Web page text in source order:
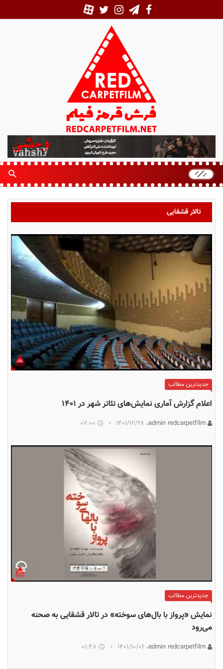
ر
ش
ر
م
تالار قشقایی
جدیدترین مطالب
اعلام گزارش آماری نمایش‌های تئاتر شهر در ۱۴۰۱
۱۴۰۱/۱۲/۲۸ 07:00
جدیدترین مطالب
نمایش «پرواز با بال‌های سوخته» در تالار قشقایی به صحنه
می‌رود
۱۴۰۱/۱۰/۰۶ 01:48